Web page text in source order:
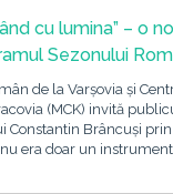
cu lumina” – o
Sezonului
de la Varșovia și
(MCK) invită
Constantin Brâncuși
era doar un